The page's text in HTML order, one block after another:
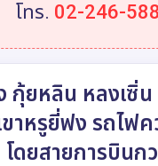
โทร. 02-246-
กุ้ยหลิน หลงเซิ่น
าหรูยี่ฟง รถไฟค
ดยสายการบินก